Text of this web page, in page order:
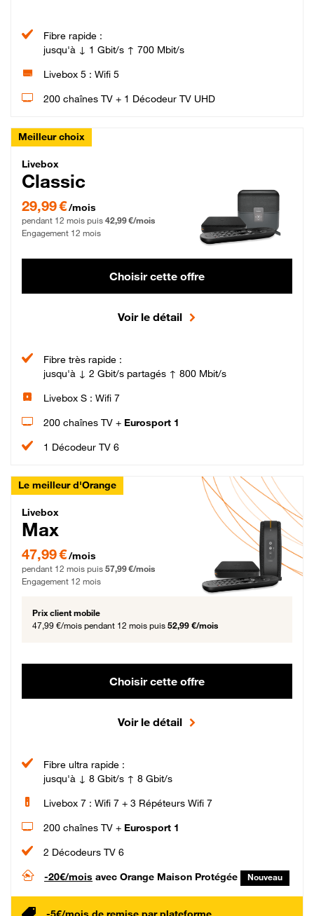
Fibre rapide :
jusqu'à ↓ 1 Gbit/s ↑ 700 Mbit/s
Livebox 5 : Wifi 5
200 chaînes TV + 1 Décodeur TV UHD
Meilleur choix
Livebox Classic Fibre
Livebox
Classic
29,99 € par mois pendant 12 mois puis 42,99 € par mois, Engagement 12 mois
29,99 €/mois
pendant 12 mois puis 42,99 €/mois
Engagement 12 mois
Choisir cette offre
Voir le détail
Fibre très rapide :
jusqu'à ↓ 2 Gbit/s partagés ↑ 800 Mbit/s
Livebox S : Wifi 7
200 chaînes TV + Eurosport 1
1 Décodeur TV 6
Le meilleur d'Orange
Livebox Max Fibre
Livebox
Max
47,99 € par mois pendant 12 mois puis 57,99 € par mois, Engagement 12 mois
47,99 €/mois
pendant 12 mois puis 57,99 €/mois
Engagement 12 mois
Prix client mobile
47,99 €/mois pendant 12 mois puis 52,99 €/mois
Choisir cette offre
Voir le détail
Fibre ultra rapide :
jusqu'à ↓ 8 Gbit/s ↑ 8 Gbit/s
Livebox 7 : Wifi 7 + 3 Répéteurs Wifi 7
200 chaînes TV + Eurosport 1
2 Décodeurs TV 6
-20€/mois avec Orange Maison Protégée Nouveau
-5€/mois de remise par plateforme